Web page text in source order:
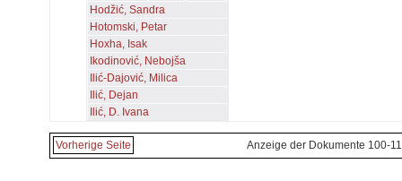
Hodžić, Sandra
Hotomski, Petar
Hoxha, Isak
Ikodinović, Nebojša
Ilić-Dajović, Milica
Ilić, Dejan
Ilić, D. Ivana
Vorherige Seite Anzeige der Dokumente 100-